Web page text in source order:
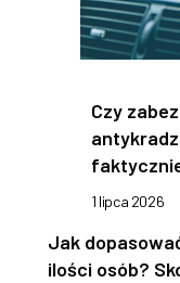
Czy
1 lipca 2026
Jak
ilości osób?